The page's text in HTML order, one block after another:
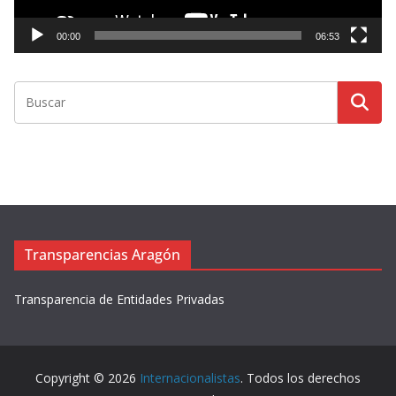
o
r
e
e
00:00 06:53
Transparencias Aragón
Transparencia de Entidades Privadas
Copyright © 2026 Internacionalistas. Todos los derechos